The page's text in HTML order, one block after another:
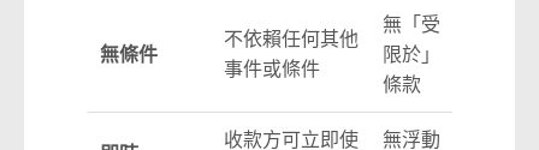
無條件
不依賴任何其他
事件或條件
無「受
限於」
條款
收款方可立即使
無浮動